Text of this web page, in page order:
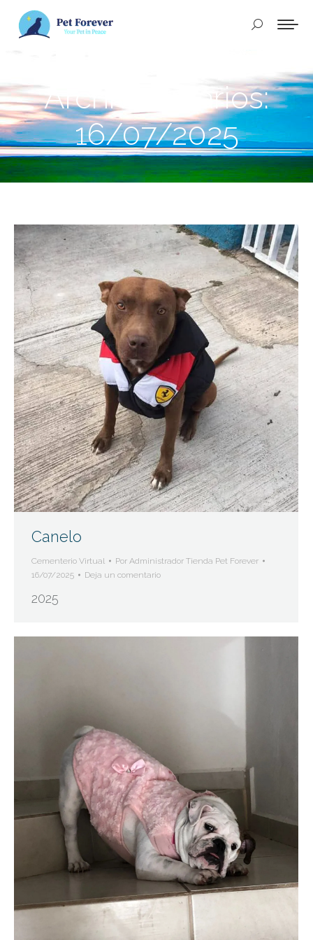
Buscar:
Archivos diarios:
16/07/2025
Canelo
Cementerio Virtual Por Administrador Tienda Pet Forever
16/07/2025
Deja un comentario
2025